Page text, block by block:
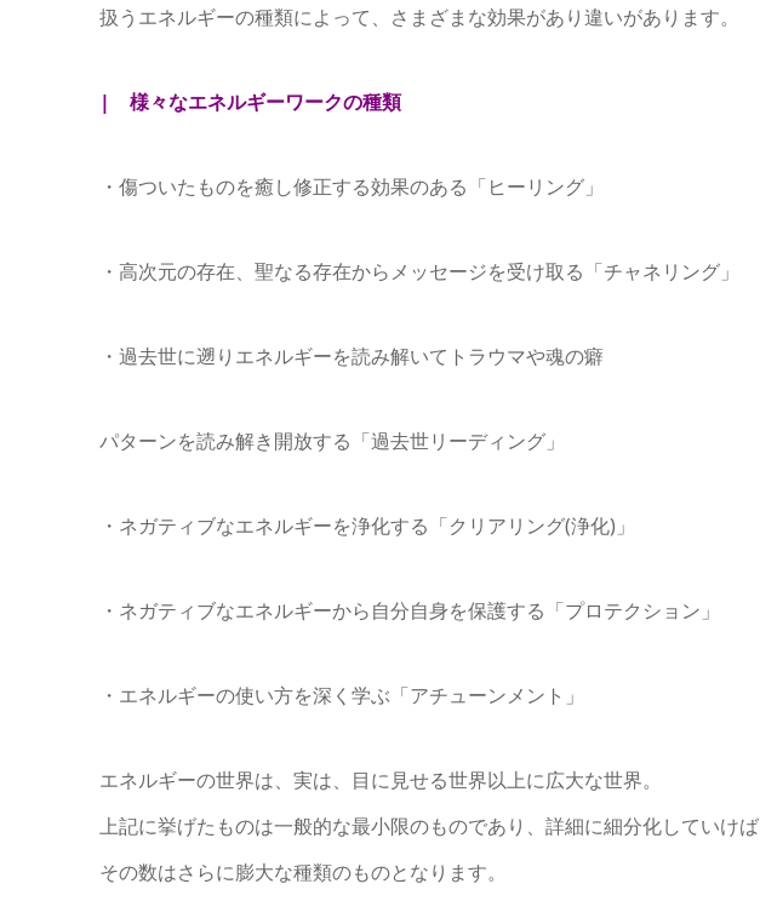
扱うエネルギーの種類によって、さまざまな効果があり違いがあります。
| 様々なエネルギーワークの種類
・傷ついたものを癒し修正する効果のある「ヒーリング」
・高次元の存在、聖なる存在からメッセージを受け取る「チャネリング」
・過去世に遡りエネルギーを読み解いてトラウマや魂の癖
パターンを読み解き開放する「過去世リーディング」
・ネガティブなエネルギーを浄化する「クリアリング(浄化)」
・ネガティブなエネルギーから自分自身を保護する「プロテクション」
・エネルギーの使い方を深く学ぶ「アチューンメント」
エネルギーの世界は、実は、目に見せる世界以上に広大な世界。
上記に挙げたものは一般的な最小限のものであり、詳細に細分化していけば
その数はさらに膨大な種類のものとなります。